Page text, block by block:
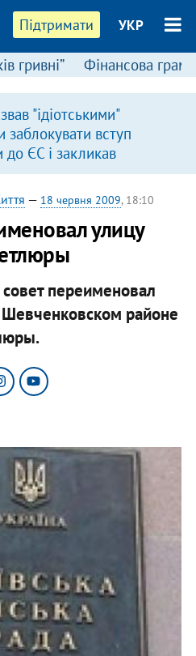
Підтримати УКР
гривні” Фінансова
"ідіотськими"
заблокувати вступ
до ЄС і закликав
антиукраїнську
— 18 червня 2009, 18:10
улицу
переименовал
районе